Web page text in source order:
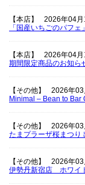
【本店】
2026年04月
「国産いちごのパフ
【本店】
2026年04月
期間限定商品のお知ら
【その他】
2026年03
Minimal – Bean to Bar
【その他】
2026年03
たまプラーザ桜まつり
【その他】
2026年03
伊勢丹新宿店 ホワイ